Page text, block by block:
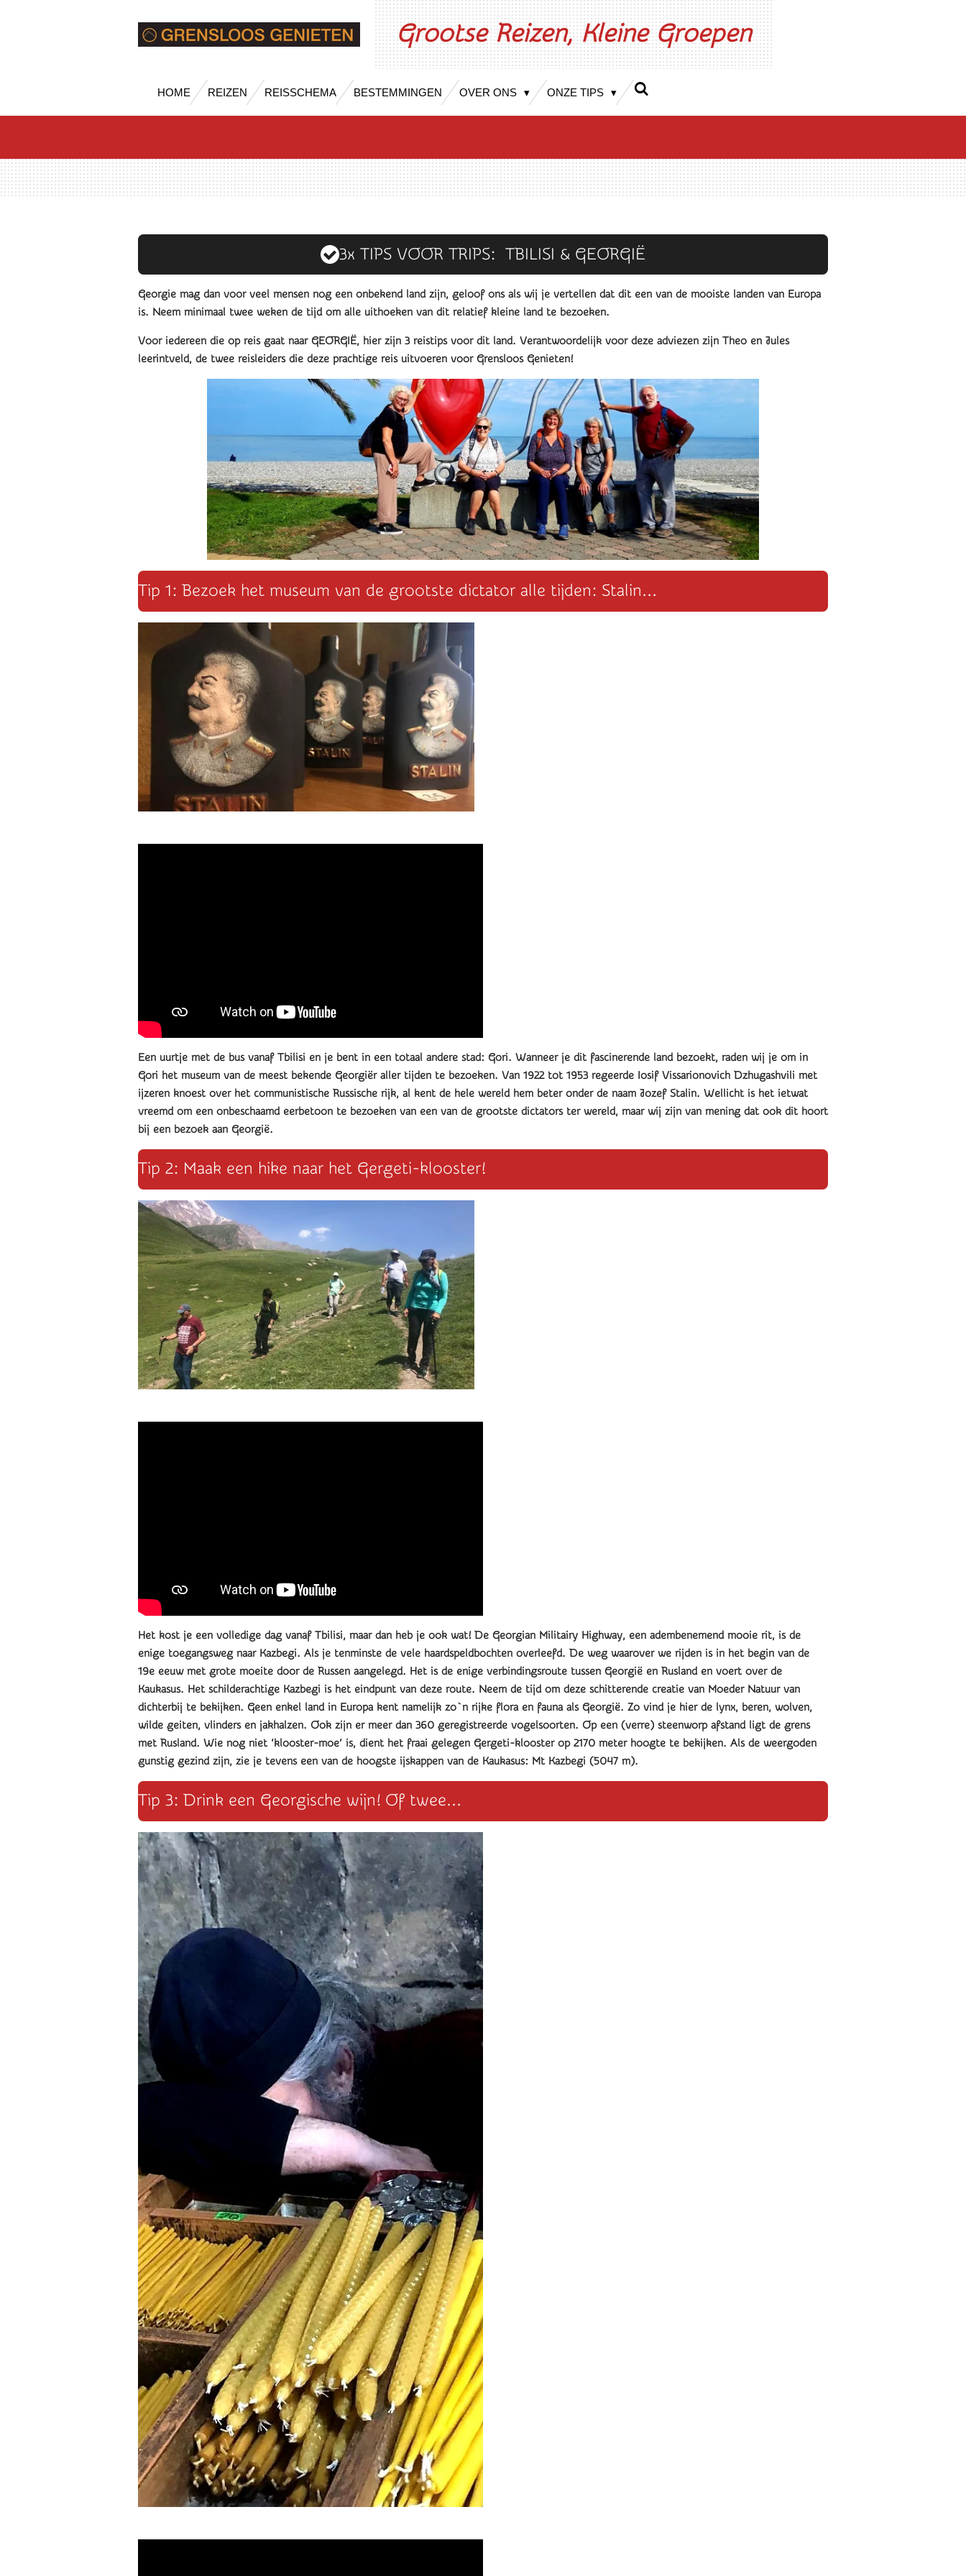
Grootse Reizen, Kleine Groepen
HOME REIZEN REISSCHEMA BESTEMMINGEN OVER ONS ONZE TIPS
3x TIPS VOOR TRIPS: TBILISI & GEORGIË
Georgie mag dan voor veel mensen nog een onbekend land zijn, geloof ons als wij je vertellen dat dit een van de mooiste landen van Europa
is. Neem minimaal twee weken de tijd om alle uithoeken van dit relatief kleine land te bezoeken.
Voor iedereen die op reis gaat naar GEORGIË, hier zijn 3 reistips voor dit land. Verantwoordelijk voor deze adviezen zijn Theo en Jules
leerintveld, de twee reisleiders die deze prachtige reis uitvoeren voor Grensloos Genieten!
Tip 1: Bezoek het museum van de grootste dictator alle tijden: Stalin...
Een uurtje met de bus vanaf Tbilisi en je bent in een totaal andere stad: Gori. Wanneer je dit fascinerende land bezoekt, raden wij je om in
Gori het museum van de meest bekende Georgiër aller tijden te bezoeken. Van 1922 tot 1953 regeerde Iosif Vissarionovich Dzhugashvili met
ijzeren knoest over het communistische Russische rijk, al kent de hele wereld hem beter onder de naam Jozef Stalin. Wellicht is het ietwat
vreemd om een onbeschaamd eerbetoon te bezoeken van een van de grootste dictators ter wereld, maar wij zijn van mening dat ook dit hoort
bij een bezoek aan Georgië.
Tip 2: Maak een hike naar het Gergeti-klooster!
Het kost je een volledige dag vanaf Tbilisi, maar dan heb je ook wat! De Georgian Militairy Highway, een adembenemend mooie rit, is de
enige toegangsweg naar Kazbegi. Als je tenminste de vele haardspeldbochten overleefd. De weg waarover we rijden is in het begin van de
19e eeuw met grote moeite door de Russen aangelegd. Het is de enige verbindingsroute tussen Georgië en Rusland en voert over de
Kaukasus. Het schilderachtige Kazbegi is het eindpunt van deze route. Neem de tijd om deze schitterende creatie van Moeder Natuur van
dichterbij te bekijken. Geen enkel land in Europa kent namelijk zo`n rijke flora en fauna als Georgië. Zo vind je hier de lynx, beren, wolven,
wilde geiten, vlinders en jakhalzen. Ook zijn er meer dan 360 geregistreerde vogelsoorten. Op een (verre) steenworp afstand ligt de grens
met Rusland. Wie nog niet ‘klooster-moe’ is, dient het fraai gelegen Gergeti-klooster op 2170 meter hoogte te bekijken. Als de weergoden
gunstig gezind zijn, zie je tevens een van de hoogste ijskappen van de Kaukasus: Mt Kazbegi (5047 m).
Tip 3: Drink een Georgische wijn! Of twee...